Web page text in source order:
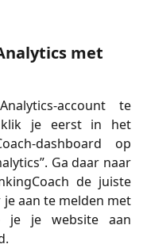
met
account te
klik je eerst in het
dashboard op
Ga daar naar
de juiste
aan te melden met
je je website aan